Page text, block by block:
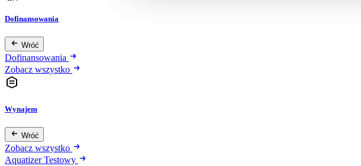
Dofinansowania
Wróć
Dofinansowania
Zobacz wszystko
Wynajem
Wróć
Zobacz wszystko
Aquatizer Testowy